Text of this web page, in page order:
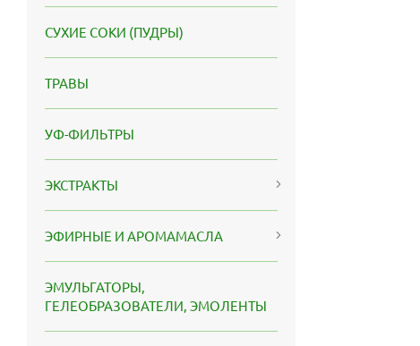
СУХИЕ СОКИ (ПУДРЫ)
ТРАВЫ
УФ-ФИЛЬТРЫ
ЭКСТРАКТЫ
ЭФИРНЫЕ И АРОМАМАСЛА
ЭМУЛЬГАТОРЫ,
ГЕЛЕОБРАЗОВАТЕЛИ, ЭМОЛЕНТЫ